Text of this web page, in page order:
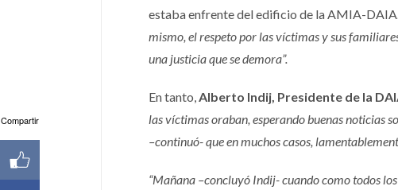
estaba enfrente del edificio de la AMIA-
mismo, el respeto por las víctimas y sus
una justicia que se demora”.
En tanto,Alberto Indij, Presidente de la
las víctimas oraban, esperando buenas noticias
–continuó- que en muchos casos,
“Mañana –concluyó Indij- cuando como todos
Compartir